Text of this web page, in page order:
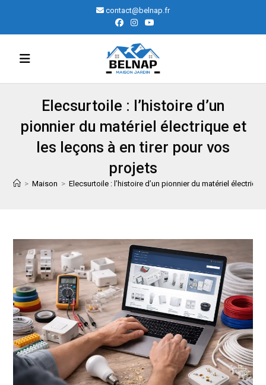
content
contact@belnap.fr
Elecsurtoile : l’histoire d’un
pionnier du matériel électrique et
les leçons à en tirer pour vos
projets
> Maison > Elecsurtoile : l’histoire d’un pionnier du matériel